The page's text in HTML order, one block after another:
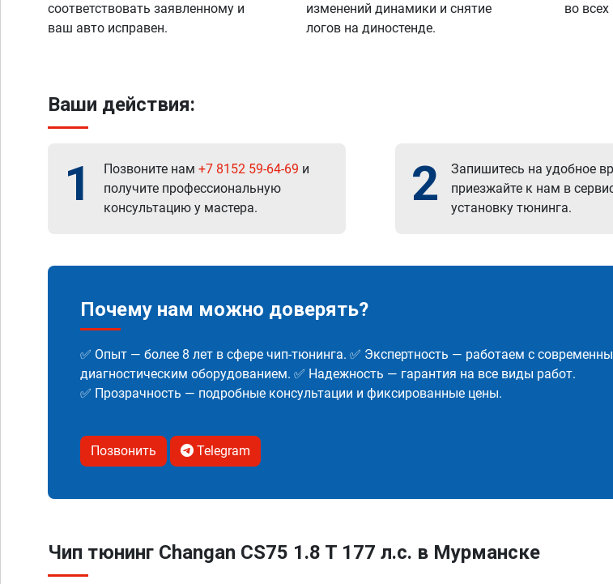
соответствовать заявленному и
ваш авто исправен.
изменений динамики и снятие
логов на диностенде.
во
Ваши действия:
1 Позвоните нам +7 8152 59-64-69 и
получите профессиональную
консультацию у мастера.
2
Запишитесь на удобное
приезжайте к нам в
установку тюнинга.
Почему нам можно доверять?
✅ Опыт — более 8 лет в сфере чип-тюнинга. ✅ Экспертность — работаем с
диагностическим оборудованием. ✅ Надежность — гарантия на все виды работ.
✅ Прозрачность — подробные консультации и фиксированные цены.
Позвонить Telegram
Чип тюнинг Changan CS75 1.8 T 177 л.с. в Мурманске